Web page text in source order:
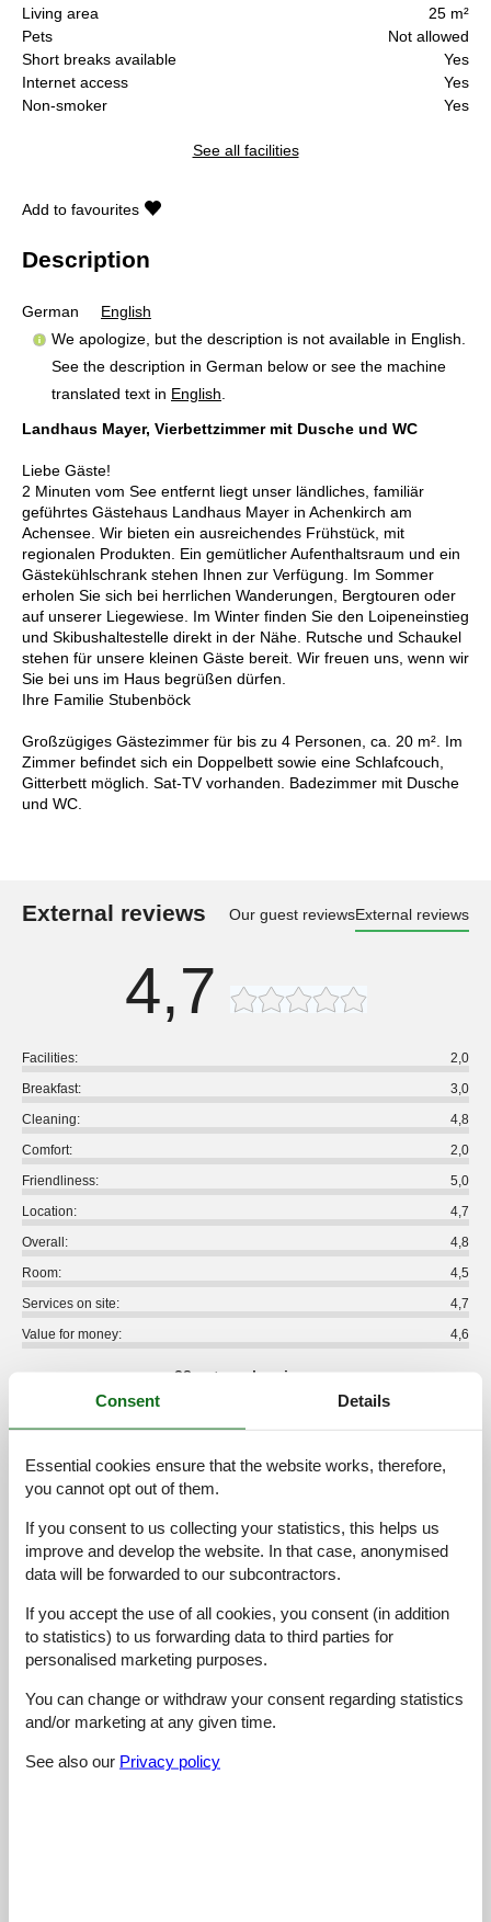
Living area
25 m²
Pets
Not allowed
Short breaks available
Yes
Internet access
Yes
Non-smoker
Yes
See all facilities
Add to favourites
Description
German
English
We apologize, but the description is not available in English.
See the description in German below or see the machine
translated text in English
Landhaus Mayer, Vierbettzimmer mit Dusche und WC
Liebe Gäste!
2 Minuten vom See entfernt liegt unser ländliches, familiär
geführtes Gästehaus Landhaus Mayer in Achenkirch am
Achensee. Wir bieten ein ausreichendes Frühstück, mit
regionalen Produkten. Ein gemütlicher Aufenthaltsraum und ein
Gästekühlschrank stehen Ihnen zur Verfügung. Im Sommer
erholen Sie sich bei herrlichen Wanderungen, Bergtouren oder
auf unserer Liegewiese. Im Winter finden Sie den Loipeneinstieg
und Skibushaltestelle direkt in der Nähe. Rutsche und Schaukel
stehen für unsere kleinen Gäste bereit. Wir freuen uns, wenn wir
Sie bei uns im Haus begrüßen dürfen.
Ihre Familie Stubenböck
Großzügiges Gästezimmer für bis zu 4 Personen, ca. 20 m². Im
Zimmer befindet sich ein Doppelbett sowie eine Schlafcouch,
Gitterbett möglich. Sat-TV vorhanden. Badezimmer mit Dusche
und WC.
External reviews Our guest reviewsExternal reviews
4,7
Facilities:
2,0
Breakfast:
3,0
Cleaning:
4,8
Comfort:
2,0
Friendliness:
5,0
Location:
4,7
Overall:
4,8
Room:
4,5
Services on site:
4,7
Value for money:
4,6
38 external reviews
4,8 juli 2026
Value for money:
1,0 juni 2026
Cleaning: 1 Location: 1 Overall:
Room:
1 Services on site: 1 Value for money:
5,0
Cleaning: 5 Location:
Room:
Services on site: Value for money:
General:
Sehr guter Service und sauberes neu renoviertes Zimmer.
Consent Details
Essential cookies ensure that the website works, therefore,
you cannot opt out of them.
If you consent to us collecting your statistics, this helps us
improve and develop the website. In that case, anonymised
data will be forwarded to our subcontractors.
If you accept the use of all cookies, you consent (in addition
to statistics) to us forwarding data to third parties for
personalised marketing purposes.
You can change or withdraw your consent regarding statistics
and/or marketing at any given time.
See also our Privacy policy